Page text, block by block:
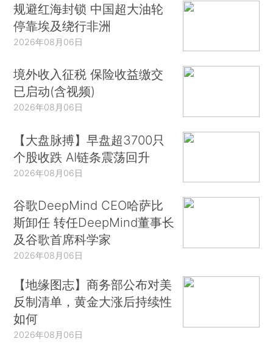
规避红海封锁 中国超大油轮
停靠埃及绕行非洲
2026年08月06日
境外收入征税 保险收益缴交
已启动(含视频)
2026年08月06日
【大盘脉搏】早盘超3700只
个股收跌 AI链条震荡回升
2026年08月06日
谷歌DeepMind CEO哈萨比
斯卸任 转任DeepMind董事长
及谷歌首席科学家
2026年08月06日
【地缘图志】商务部公布对美
反制清单，黄金大涨后持续性
如何
2026年08月06日